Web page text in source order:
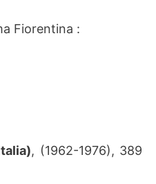
Fiorentina :
, (1962-1976), 389